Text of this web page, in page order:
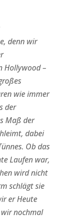
denn wir
Hollywood –
wie immer
der
Maß der
dabei
Ob das
Laufen war,
wird nicht
schlägt sie
er Heute
nochmal